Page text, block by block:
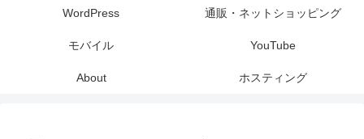
WordPress 通販・ネットショッピング
モバイル YouTube
About ホスティング